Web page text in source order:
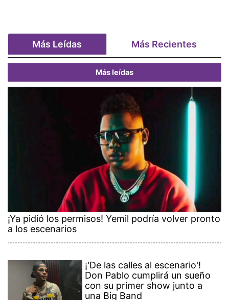
Más Leídas Más Recientes
Más leídas
¡Ya pidió los permisos! Yemil podría volver pronto
a los escenarios
¡'De las calles al escenario'!
Don Pablo cumplirá un sueño
con su primer show junto a
una Big Band